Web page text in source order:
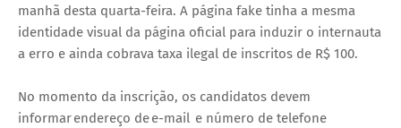
manhã desta quarta-feira. A página fake tinha a mesma
identidade visual da página oficial para induzir o internauta
a erro e ainda cobrava taxa ilegal de inscritos de R$ 100.
No momento da inscrição, os candidatos devem
informar endereço de e-mail e número de telefone